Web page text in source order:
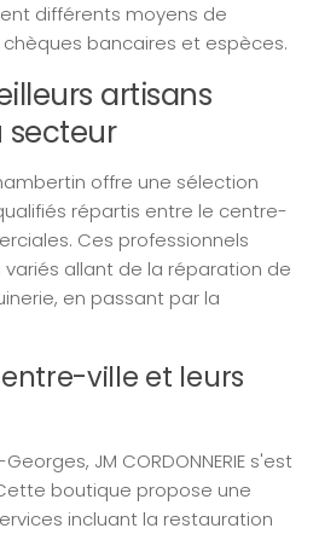
différents moyens de
bancaires et espèces.
artisans
secteur
offre une sélection
répartis entre le centre-
Ces professionnels
allant de la réparation de
en passant par la
ville et leurs
JM CORDONNERIE s'est
boutique propose une
incluant la restauration